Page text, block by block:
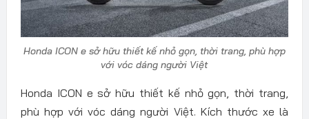
Honda ICON e sở hữu thiết kế nhỏ gọn, thời trang, phù hợp
với vóc dáng người Việt
Honda ICON e sở hữu thiết kế nhỏ gọn, thời trang,
phù hợp với vóc dáng người Việt. Kích thước xe là